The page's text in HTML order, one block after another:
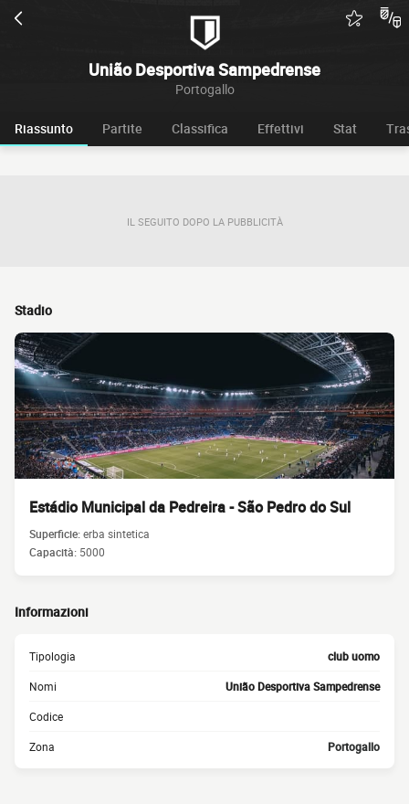
União Desportiva Sampedrense
Portogallo
Riassunto Partite Classifica Effettivi Stat
IL SEGUITO DOPO LA PUBBLICITÀ
Stadio
Estádio Municipal da Pedreira - São Pedro do Sul
Superficie:erba sintetica
Capacità: 5000
Informazioni
Tipologia club uomo
Nomi União Desportiva Sampedrense
Codice
Zona Portogallo